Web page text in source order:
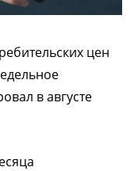
цен
в августе